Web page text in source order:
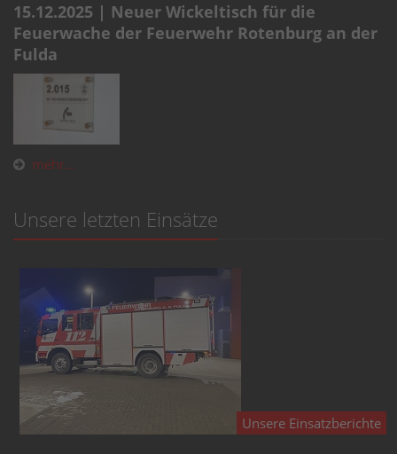
15.12.2025 | Neuer Wickeltisch für die
Feuerwache der Feuerwehr Rotenburg an der
Fulda
mehr...
Unsere letzten Einsätze
Unsere Einsatzberichte